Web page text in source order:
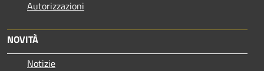
Autorizzazioni
NOVITÀ
Notizie